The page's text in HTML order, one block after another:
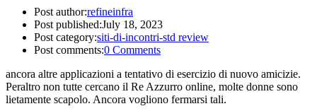
Post author:refineinfra
Post published:July 18, 2023
Post category:siti-di-incontri-std review
Post comments:0 Comments
ancora altre applicazioni a tentativo di esercizio di nuovo amicizie.
Peraltro non tutte cercano il Re Azzurro online, molte donne sono
lietamente scapolo. Ancora vogliono fermarsi tali.